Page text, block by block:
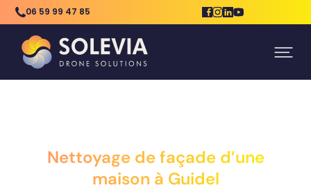
06 59 99 47 85
Nettoyage de façade d’une
maison à Guidel